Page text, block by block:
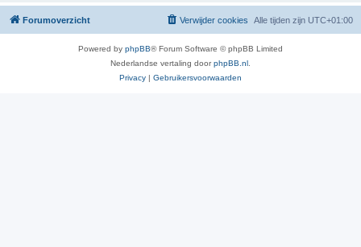
Forumoverzicht Alle tijden zijn UTC+01:00
Verwijder cookies
Powered by phpBB® Forum Software © phpBB Limited
Nederlandse vertaling doorphpBB.nl
Privacy | Gebruikersvoorwaarden